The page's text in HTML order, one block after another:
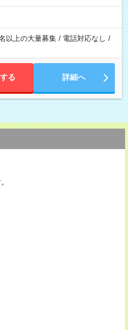
以上の大量募集 / 電話対応なし /
る 詳細へ